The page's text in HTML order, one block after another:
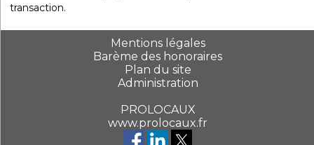
transaction.
Mentions légales
Barème des honoraires
Plan du site
Administration
PROLOCAUX
www.prolocaux.fr